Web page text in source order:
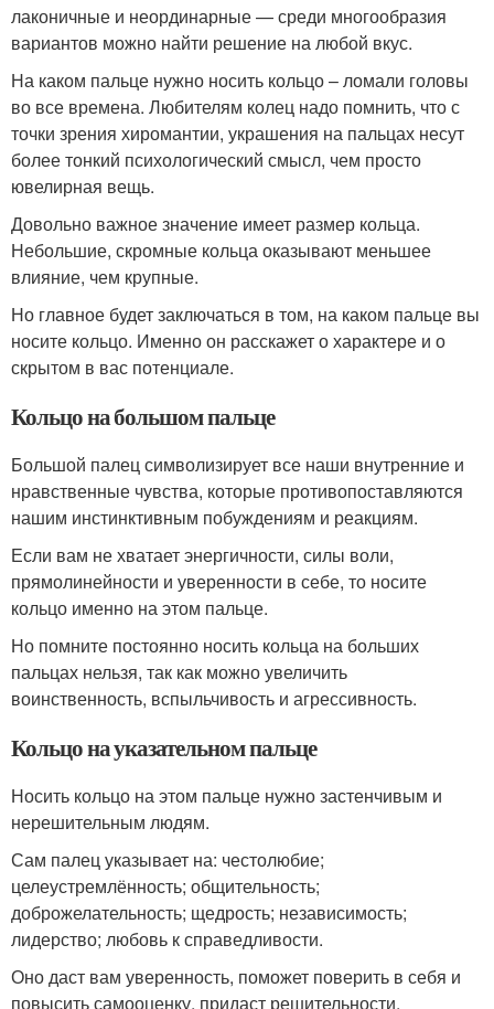
лаконичные и неординарные — среди многообразия
вариантов можно найти решение на любой вкус.
На каком пальце нужно носить кольцо – ломали головы
во все времена. Любителям колец надо помнить, что с
точки зрения хиромантии, украшения на пальцах несут
более тонкий психологический смысл, чем просто
ювелирная вещь.
Довольно важное значение имеет размер кольца.
Небольшие, скромные кольца оказывают меньшее
влияние, чем крупные.
Но главное будет заключаться в том, на каком пальце вы
носите кольцо. Именно он расскажет о характере и о
скрытом в вас потенциале.
Кольцо на большом пальце
Большой палец символизирует все наши внутренние и
нравственные чувства, которые противопоставляются
нашим инстинктивным побуждениям и реакциям.
Если вам не хватает энергичности, силы воли,
прямолинейности и уверенности в себе, то носите
кольцо именно на этом пальце.
Но помните постоянно носить кольца на больших
пальцах нельзя, так как можно увеличить
воинственность, вспыльчивость и агрессивность.
Кольцо на указательном пальце
Носить кольцо на этом пальце нужно застенчивым и
нерешительным людям.
Сам палец указывает на: честолюбие;
целеустремлённость; общительность;
доброжелательность; щедрость; независимость;
лидерство; любовь к справедливости.
Оно даст вам уверенность, поможет поверить в себя и
повысить самооценку, придаст решительности,